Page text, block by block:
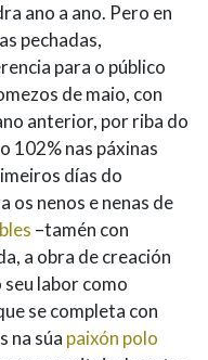
ano a ano. Pero en
pechadas,
para o público
de maio, con
anterior, por riba do
102% nas páxinas
días do
os nenos e nenas de
–tamén con
a obra de creación
labor como
se completa con
na súa paixón polo